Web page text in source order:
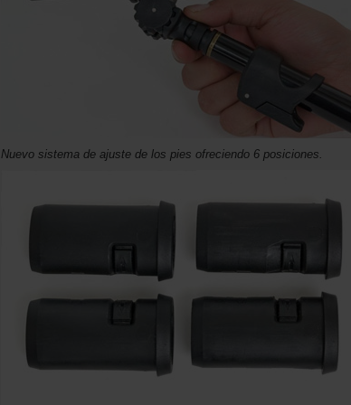
Nuevo sistema de ajuste de los pies ofreciendo 6 posiciones.